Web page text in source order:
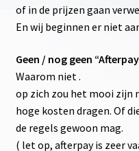
of in de prijzen gaan
En wij beginnen er niet
Geen / nog geen
Waarom niet .
op zich zou het mooi zijn
hoge kosten dragen. Of
de regels gewoon mag.
( let op, afterpay is zeer